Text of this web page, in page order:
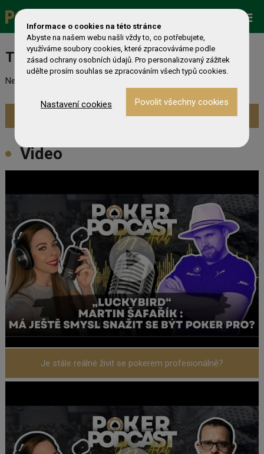
Turnaj nebyl nalezen
Nebyl nalezen odpovídající turnaj. Prevděpodobně již skončil.
Zobrazit aktuální turnaje »
Video
Je stále reálné živit se pokerem profesionálně?
Informace o cookies na této stránce
Abyste na našem webu našli vždy to, co potřebujete,
využíváme soubory cookies, které zpracováváme podle
zásad ochrany osobních údajů. Pro personalizovaný zážitek
udělte prosím souhlas se zpracováním všech typů cookies.
Nastavení cookies